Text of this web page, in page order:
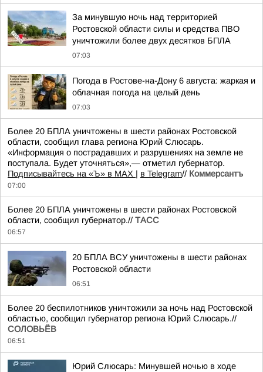
За минувшую ночь над территорией
Ростовской области силы и средства ПВО
уничтожили более двух десятков БПЛА
07:03
Погода в Ростове-на-Дону 6 августа: жаркая и
облачная погода на целый день
07:03
Более 20 БПЛА уничтожены в шести районах Ростовской
области, сообщил глава региона Юрий Слюсарь.
«Информация о пострадавших и разрушениях на земле не
поступала. Будет уточняться»,— отметил губернатор.
Подписывайтесь на «Ъ» в MAX | в Telegram// Коммерсантъ
07:00
Более 20 БПЛА уничтожены в шести районах Ростовской
области, сообщил губернатор.// ТАСС
06:57
20 БПЛА ВСУ уничтожены в шести районах
Ростовской области
06:51
Более 20 беспилотников уничтожили за ночь над Ростовской
областью, сообщил губернатор региона Юрий Слюсарь.//
СОЛОВЬЁВ
06:51
Юрий Слюсарь: Минувшей ночью в ходе